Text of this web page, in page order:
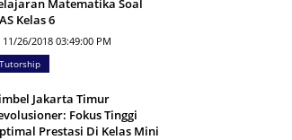
Matematika Soal
Kelas 6
11/26/2018 03:49:00 PM
Tutorship
Jakarta Timur
Fokus Tinggi
Prestasi Di Kelas Mini